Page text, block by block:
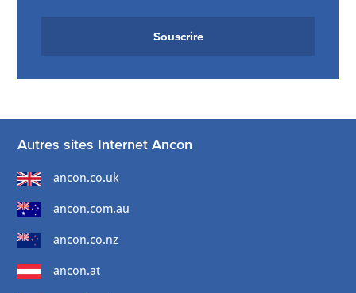
Souscrire
Autres sites Internet Ancon
ancon.co.uk
ancon.com.au
ancon.co.nz
ancon.at